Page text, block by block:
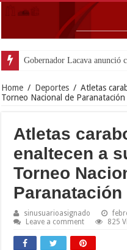
Home / Deportes / Atletas
Torneo Nacional de Paranatación
Atletas
enaltecen a
Torneo
Paranatación
sinusuarioasignado
Leave a comment
825